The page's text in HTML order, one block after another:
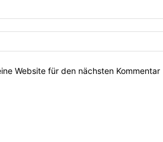
Website für den nächsten Kommentar